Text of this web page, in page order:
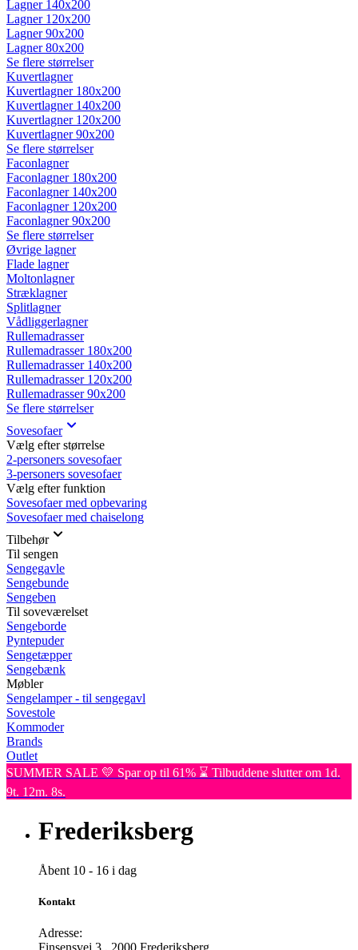
Lagner 140x200
Lagner 120x200
Lagner 90x200
Lagner 80x200
Se flere størrelser
Kuvertlagner
Kuvertlagner 180x200
Kuvertlagner 140x200
Kuvertlagner 120x200
Kuvertlagner 90x200
Se flere størrelser
Faconlagner
Faconlagner 180x200
Faconlagner 140x200
Faconlagner 120x200
Faconlagner 90x200
Se flere størrelser
Øvrige lagner
Flade lagner
Moltonlagner
Stræklagner
Splitlagner
Vådliggerlagner
Rullemadrasser
Rullemadrasser 180x200
Rullemadrasser 140x200
Rullemadrasser 120x200
Rullemadrasser 90x200
Se flere størrelser
Sovesofaer
Vælg efter størrelse
2-personers sovesofaer
3-personers sovesofaer
Vælg efter funktion
Sovesofaer med opbevaring
Sovesofaer med chaiselong
Tilbehør
Til sengen
Sengegavle
Sengebunde
Sengeben
Til soveværelset
Sengeborde
Pyntepuder
Sengetæpper
Sengebænk
Møbler
Sengelamper - til sengegavl
Sovestole
Kommoder
Brands
Outlet
SUMMER SALE 💛 Spar op til 61% ⌛ Tilbuddene slutter om 1d.
9t. 12m. 8s.
Frederiksberg
Åbent 10 - 16 i dag
Kontakt
Adresse: